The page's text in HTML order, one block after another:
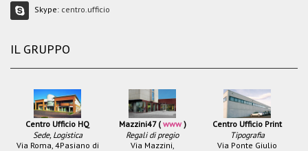
Skype: centro.ufficio
IL GRUPPO
Centro Ufficio HQ
Sede, Logistica
Via Roma, 4Pasiano di
Mazzini47 (www )
Regali di pregio
Via Mazzini,
Centro Ufficio Print
Tipografia
Via Ponte Giulio